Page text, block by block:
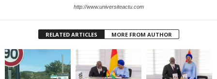
http://www.universiteactu.com
RELATED ARTICLES MORE FROM AUTHOR